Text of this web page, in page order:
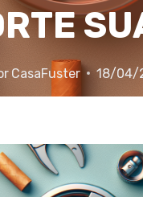
CasaFuster 18/04/